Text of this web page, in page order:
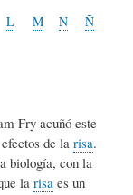
L M N
Ñ
Fry acuñó este
de la risa.
biología, con la
la risa es un